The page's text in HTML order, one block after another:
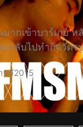
มากเข้าบาร์เกย์
กลับไปทำกิจวัตร
หลี2015